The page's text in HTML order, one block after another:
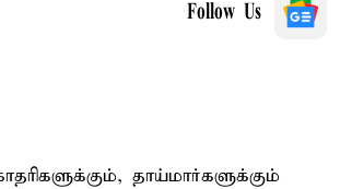
Follow Us
தாய்மார்களுக்கும்